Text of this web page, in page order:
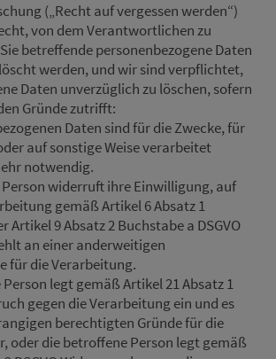
(„Recht auf vergessen werden“)
von dem Verantwortlichen zu
betreffende personenbezogene Daten
werden, und wir sind verpflichtet,
Daten unverzüglich zu löschen, sofern
Gründe zutrifft:
Daten sind für die Zwecke, für
auf sonstige Weise verarbeitet
notwendig.
widerruft ihre Einwilligung, auf
gemäß Artikel 6 Absatz 1
Artikel 9 Absatz 2 Buchstabe a DSGVO
an einer anderweitigen
für die Verarbeitung.
legt gemäß Artikel 21 Absatz 1
gegen die Verarbeitung ein und es
berechtigten Gründe für die
oder die betroffene Person legt gemäß